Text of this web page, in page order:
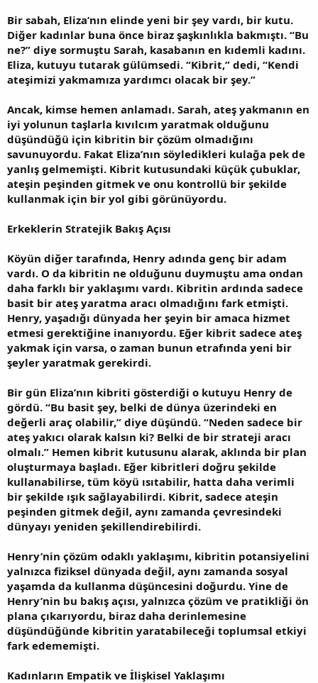
Bir sabah, Eliza’nın elinde yeni bir şey vardı, bir kutu.
Diğer kadınlar buna önce biraz şaşkınlıkla bakmıştı. “Bu
ne?” diye sormuştu Sarah, kasabanın en kıdemli kadını.
Eliza, kutuyu tutarak gülümsedi. “Kibrit,” dedi, “Kendi
ateşimizi yakmamıza yardımcı olacak bir şey.”
Ancak, kimse hemen anlamadı. Sarah, ateş yakmanın en
iyi yolunun taşlarla kıvılcım yaratmak olduğunu
düşündüğü için kibritin bir çözüm olmadığını
savunuyordu. Fakat Eliza’nın söyledikleri kulağa pek de
yanlış gelmemişti. Kibrit kutusundaki küçük çubuklar,
ateşin peşinden gitmek ve onu kontrollü bir şekilde
kullanmak için bir yol gibi görünüyordu.
Erkeklerin Stratejik Bakış Açısı
Köyün diğer tarafında, Henry adında genç bir adam
vardı. O da kibritin ne olduğunu duymuştu ama ondan
daha farklı bir yaklaşımı vardı. Kibritin ardında sadece
basit bir ateş yaratma aracı olmadığını fark etmişti.
Henry, yaşadığı dünyada her şeyin bir amaca hizmet
etmesi gerektiğine inanıyordu. Eğer kibrit sadece ateş
yakmak için varsa, o zaman bunun etrafında yeni bir
şeyler yaratmak gerekirdi.
Bir gün Eliza’nın kibriti gösterdiği o kutuyu Henry de
gördü. “Bu basit şey, belki de dünya üzerindeki en
değerli araç olabilir,” diye düşündü. “Neden sadece bir
ateş yakıcı olarak kalsın ki? Belki de bir strateji aracı
olmalı.” Hemen kibrit kutusunu alarak, aklında bir plan
oluşturmaya başladı. Eğer kibritleri doğru şekilde
kullanabilirse, tüm köyü ısıtabilir, hatta daha verimli
bir şekilde ışık sağlayabilirdi. Kibrit, sadece ateşin
peşinden gitmek değil, aynı zamanda çevresindeki
dünyayı yeniden şekillendirebilirdi.
Henry’nin çözüm odaklı yaklaşımı, kibritin potansiyelini
yalnızca fiziksel dünyada değil, aynı zamanda sosyal
yaşamda da kullanma düşüncesini doğurdu. Yine de
Henry’nin bu bakış açısı, yalnızca çözüm ve pratikliği ön
plana çıkarıyordu, biraz daha derinlemesine
düşündüğünde kibritin yaratabileceği toplumsal etkiyi
fark edememişti.
Kadınların Empatik ve İlişkisel Yaklaşımı